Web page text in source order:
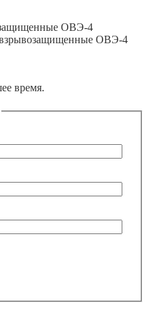
взрывозащищенные ОВЭ-4
время.